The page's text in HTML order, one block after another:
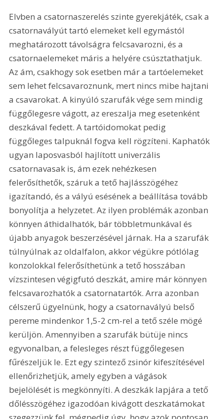
Elvben a csatornaszerelés szinte gyerekjáték, csak a
csatornavályút tartó elemeket kell egymástól
meghatározott távolságra felcsavarozni, és a
csatornaelemeket máris a helyére csúsztathatjuk.
Az ám, csakhogy sok esetben már a tartóelemeket
sem lehet felcsavaroznunk, mert nincs mibe hajtani
a csavarokat. A kinyúló szarufák vége sem mindig
függőlegesre vágott, az ereszalja meg esetenként
deszkával fedett. A tartóidomokat pedig
függőleges talpuknál fogva kell rögzíteni. Kaphatók
ugyan laposvasból hajlított univerzális
csatornavasak is, ám ezek nehézkesen
felerősíthetők, száruk a tető hajlásszögéhez
igazítandó, és a vályú esésének a beállítása tovább
bonyolítja a helyzetet. Az ilyen problémák azonban
könnyen áthidalhatók, bár többletmunkával és
újabb anyagok beszerzésével járnak. Ha a szarufák
túlnyúlnak az oldalfalon, akkor végükre pótlólag
konzolokkal felerősíthetünk a tető hosszában
vízszintesen végigfutó deszkát, amire már könnyen
felcsavarozhatók a csatornatartók. Arra azonban
célszerű ügyelnünk, hogy a csatornavályú belső
pereme mindenkor 1,5-2 cm-rel a tető széle mögé
kerüljön. Amennyiben a szarufák bütüje nincs
egyvonalban, a felesleges részt függőlegesen
fűrészeljük le. Ezt egy szintező zsinór kifeszítésével
ellenőrizhetjük, amely egyben a vágások
bejelölését is megkönnyíti. A deszkák lapjára a tető
dőlésszögéhez igazodóan kivágott deszkatámokat